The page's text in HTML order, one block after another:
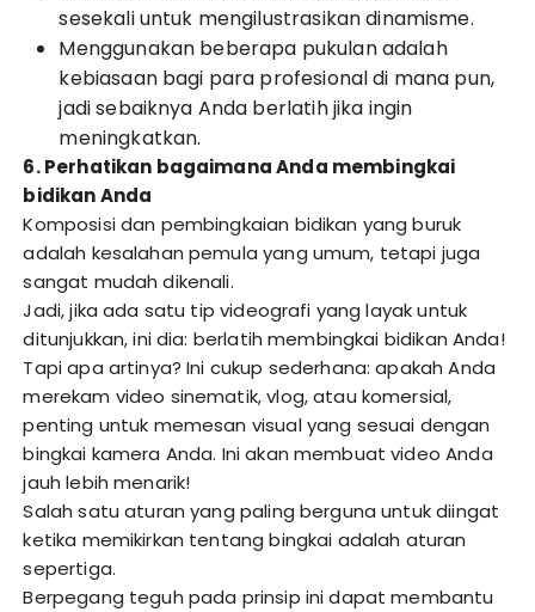
sesekali untuk mengilustrasikan dinamisme.
Menggunakan beberapa pukulan adalah
kebiasaan bagi para profesional di mana pun,
jadi sebaiknya Anda berlatih jika ingin
meningkatkan.
6. Perhatikan bagaimana Anda membingkai
bidikan Anda
Komposisi dan pembingkaian bidikan yang buruk
adalah kesalahan pemula yang umum, tetapi juga
sangat mudah dikenali.
Jadi, jika ada satu tip videografi yang layak untuk
ditunjukkan, ini dia: berlatih membingkai bidikan Anda!
Tapi apa artinya? Ini cukup sederhana: apakah Anda
merekam video sinematik, vlog, atau komersial,
penting untuk memesan visual yang sesuai dengan
bingkai kamera Anda. Ini akan membuat video Anda
jauh lebih menarik!
Salah satu aturan yang paling berguna untuk diingat
ketika memikirkan tentang bingkai adalah aturan
sepertiga.
Berpegang teguh pada prinsip ini dapat membantu